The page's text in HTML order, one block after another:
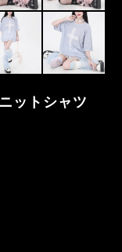
ットシャツ